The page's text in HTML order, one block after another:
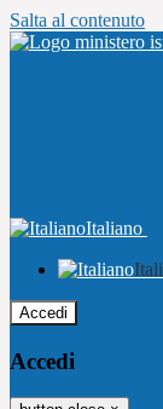
Salta al contenuto
Italiano
Accedi
Accedi